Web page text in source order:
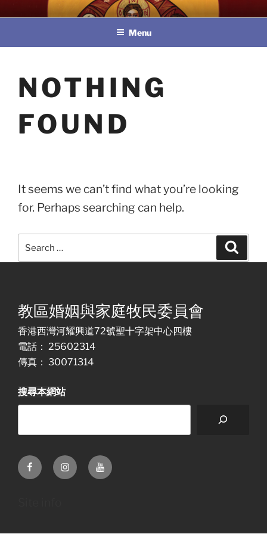
to
教區婚姻與家庭牧民委員會
Menu
NOTHING
FOUND
It seems we can’t find what you’re looking
for. Perhaps searching can help.
for:
教區婚姻與家庭牧民委員會
香港西灣河耀興道72號聖十字架中心四樓
電話： 25602314
傳真： 30071314
搜尋本網站
FacebookInstagramYoutube